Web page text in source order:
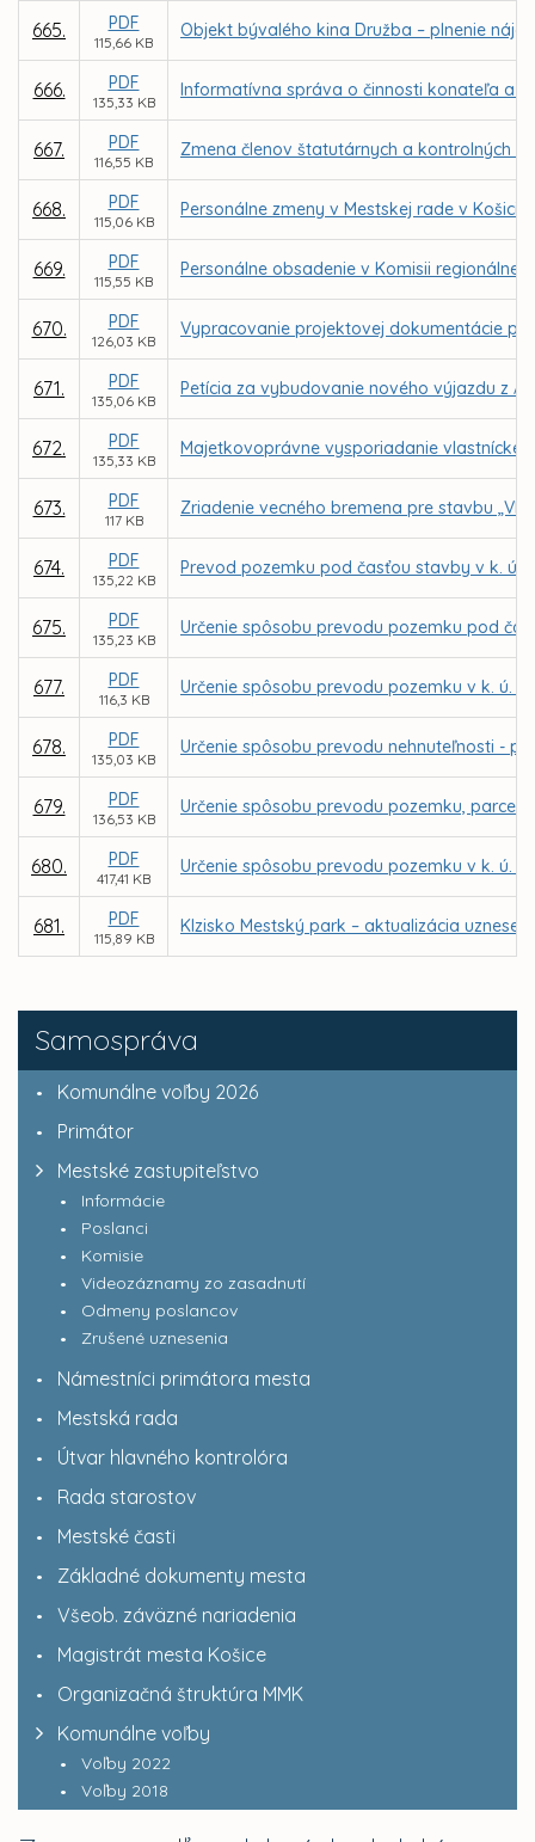
Samospráva
Komunálne voľby 2026
Primátor
Mestské zastupiteľstvo
Informácie
Poslanci
Komisie
Videozáznamy zo zasadnutí
Odmeny poslancov
Zrušené uznesenia
Námestníci primátora mesta
Mestská rada
Útvar hlavného kontrolóra
Rada starostov
Mestské časti
Základné dokumenty mesta
Všeob. záväzné nariadenia
Magistrát mesta Košice
Organizačná štruktúra MMK
Komunálne voľby
Voľby 2022
Voľby 2018
665. PDF
115,66 KB
Objekt bývalého kina Družba – plnenie
666. PDF
135,33 KB
Informatívna správa o činnosti konateľa a
667. PDF
116,55 KB
Zmena členov štatutárnych a kontrolných
668. PDF
115,06 KB
Personálne zmeny v Mestskej rade v
669. PDF
115,55 KB
Personálne obsadenie v Komisii
670. PDF
126,03 KB
Vypracovanie projektovej dokumentácie
671. PDF
135,06 KB
Petícia za vybudovanie nového výjazdu z
672. PDF
135,33 KB
Majetkovoprávne vysporiadanie
673. PDF
117 KB
Zriadenie vecného bremena pre stavbu
674. PDF
135,22 KB
Prevod pozemku pod časťou stavby v k. ú.
675. PDF
135,23 KB
Určenie spôsobu prevodu pozemku pod
677. PDF
116,3 KB
Určenie spôsobu prevodu pozemku v k. ú.
678. PDF
135,03 KB
Určenie spôsobu prevodu nehnuteľnosti -
679. PDF
136,53 KB
Určenie spôsobu prevodu pozemku,
680. PDF
417,41 KB
Určenie spôsobu prevodu pozemku v k. ú.
681. PDF
115,89 KB
Klzisko Mestský park – aktualizácia